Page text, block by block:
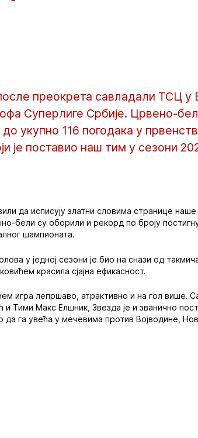
преокрета савладали ТСЦ у
Суперлиге Србије. Црвено-
укупно 116 погодака у
је поставио наш тим у сезони
да исписују златни словима странице наше
бели су оборили и рекорд по броју
шампионата.
у једној сезони је био на снази од
красила сјајна ефикасност.
игра лепршаво, атрактивно и на гол више.
Тими Макс Елшник, Звезда је и званично
да га увећа у мечевима против Војводине,